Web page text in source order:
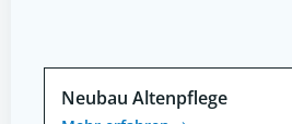
Neubau Altenpflege